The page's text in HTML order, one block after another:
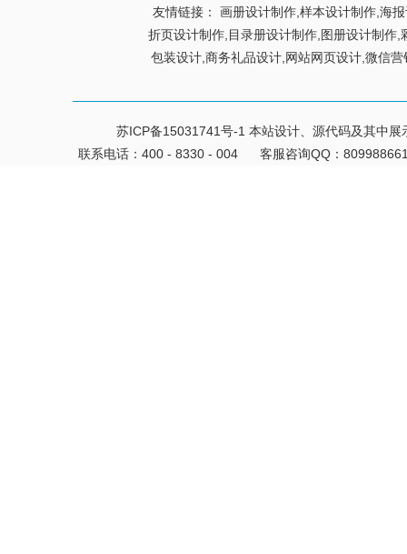
友情链接：
画册设计制作,样本设计制作,海
折页设计制作,目录册设计制作,图册设计制作
包装设计,商务礼品设计,网站网页设计,微信
苏ICP备15031741号-1 本站设计、源代码及其中
联系电话：400 - 8330 - 004
客服咨询QQ：